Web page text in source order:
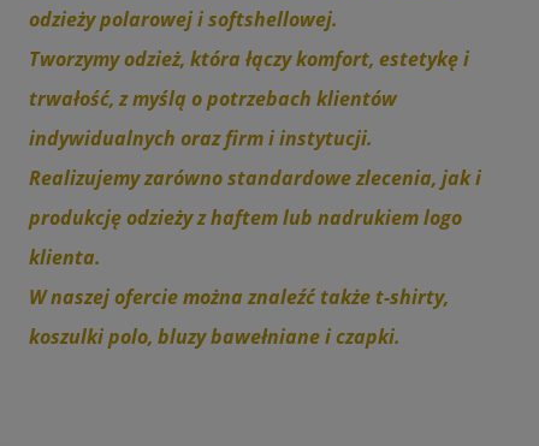
odzieży polarowej i softshellowej.
Tworzymy odzież, która łączy komfort, estetykę i
trwałość, z myślą o potrzebach klientów
indywidualnych oraz firm i instytucji.
Realizujemy zarówno standardowe zlecenia, jak i
produkcję odzieży z haftem lub nadrukiem logo
klienta.
W naszej ofercie można znaleźć także t-shirty,
koszulki polo, bluzy bawełniane i czapki.